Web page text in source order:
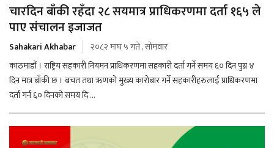
चारदिन बाँकी रहँदा २८ सयमात्र प्राधिकरणमा दर्ता १६५ ले
पाए संचालन इजाजत
Sahakari Akhabar
२०८२ माघ ५ गते , सोमवार
काठमाडौं । राष्ट्रिय सहकारी नियमन प्राधिकरणमा सहकारी दर्ता गर्ने समय ६० दिन पुग्न ४
दिन मात्र बाँकी छ । बचत तथा ऋणको मुख्य कारोबार गर्ने सहकारीहरुलाई प्राधिकरणमा
दर्ता गर्न ६० दिनको समय दि ...